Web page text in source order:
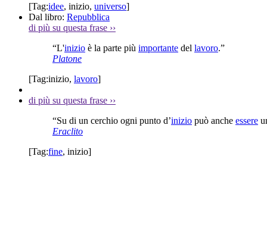
[Tag:idee, inizio, universo]
Dal libro: Repubblica
di più su questa frase ››
“L'inizio è la parte più importante del lavoro.”
Platone
[Tag:inizio, lavoro]
di più su questa frase ››
“Su di un cerchio ogni punto d’inizio può anche essere
Eraclito
[Tag:fine, inizio]